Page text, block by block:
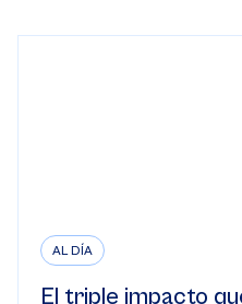
AL DÍA
El triple impacto